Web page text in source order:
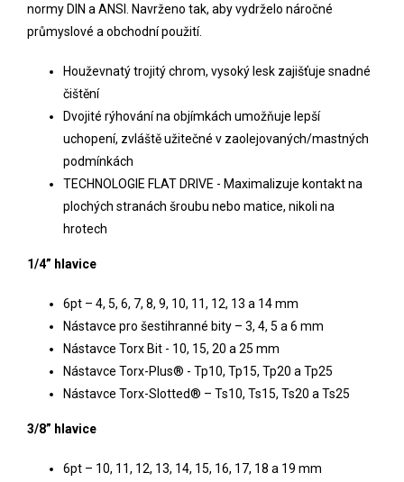
normy DIN a ANSI. Navrženo tak, aby vydrželo náročné
průmyslové a obchodní použití.
Houževnatý trojitý chrom, vysoký lesk zajišťuje snadné
čištění
Dvojité rýhování na objímkách umožňuje lepší
uchopení, zvláště užitečné v zaolejovaných/mastných
podmínkách
TECHNOLOGIE FLAT DRIVE - Maximalizuje kontakt na
plochých stranách šroubu nebo matice, nikoli na
hrotech
1/4” hlavice
6pt – 4, 5, 6, 7, 8, 9, 10, 11, 12, 13 a 14 mm
Nástavce pro šestihranné bity – 3, 4, 5 a 6 mm
Nástavce Torx Bit - 10, 15, 20 a 25 mm
Nástavce Torx-Plus® - Tp10, Tp15, Tp20 a Tp25
Nástavce Torx-Slotted® – Ts10, Ts15, Ts20 a Ts25
3/8” hlavice
6pt – 10, 11, 12, 13, 14, 15, 16, 17, 18 a 19 mm